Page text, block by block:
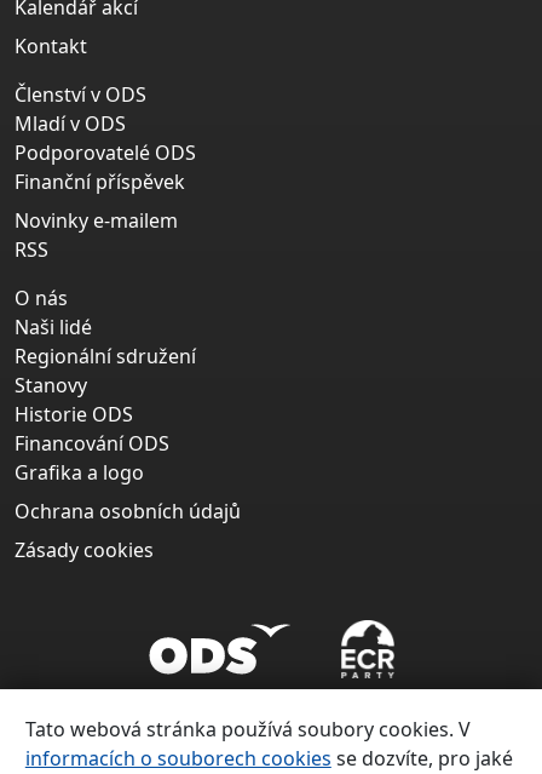
Kalendář akcí
Kontakt
Členství v ODS
Mladí v ODS
Podporovatelé ODS
Finanční příspěvek
Novinky e-mailem
RSS
O nás
Naši lidé
Regionální sdružení
Stanovy
Historie ODS
Financování ODS
Grafika a logo
Ochrana osobních údajů
Zásady cookies
Tato webová stránka používá soubory cookies. V
informacích o souborech cookies se dozvíte, pro jaké